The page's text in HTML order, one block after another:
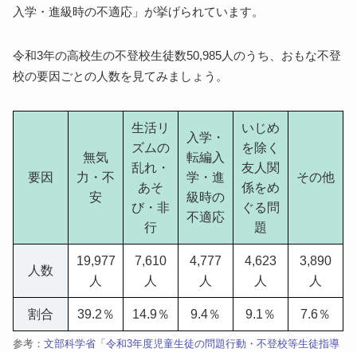
入学・進級時の不適応」が挙げられています。
令和3年の高校生の不登校生徒数50,985人のうち、おもな不登
校の要因ごとの人数を見てみましょう。
要因
無気
力・不
安
生活リ
ズムの
乱れ・
あそ
び・非
行
入学・
転編入
学・進
級時の
不適応
いじめ
を除く
友人関
係をめ
ぐる問
題
その他
人数
19,977
人
7,610
人
4,777
人
4,623
人
3,890
人
割合 39.2％ 14.9％ 9.4％ 9.1％ 7.6％
参考：文部科学省「令和3年度児童生徒の問題行動・不登校等生徒指導